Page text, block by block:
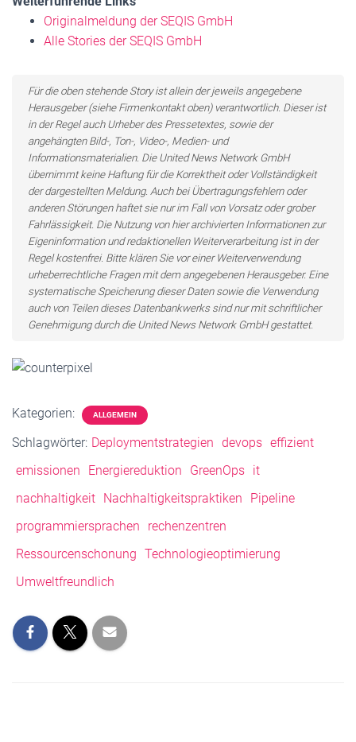
Originalmeldung der SEQIS GmbH
Alle Stories der SEQIS GmbH
Für die oben stehende Story ist allein der jeweils angegebene
Herausgeber (siehe Firmenkontakt oben) verantwortlich. Dieser ist
in der Regel auch Urheber des Pressetextes, sowie der
angehängten Bild-, Ton-, Video-, Medien- und
Informationsmaterialien. Die United News Network GmbH
übernimmt keine Haftung für die Korrektheit oder Vollständigkeit
der dargestellten Meldung. Auch bei Übertragungsfehlern oder
anderen Störungen haftet sie nur im Fall von Vorsatz oder grober
Fahrlässigkeit. Die Nutzung von hier archivierten Informationen zur
Eigeninformation und redaktionellen Weiterverarbeitung ist in der
Regel kostenfrei. Bitte klären Sie vor einer Weiterverwendung
urheberrechtliche Fragen mit dem angegebenen Herausgeber. Eine
systematische Speicherung dieser Daten sowie die Verwendung
auch von Teilen dieses Datenbankwerks sind nur mit schriftlicher
Genehmigung durch die United News Network GmbH gestattet.
Kategorien: ALLGEMEIN
Schlagwörter: Deploymentstrategien devops effizient
emissionen
Energiereduktion GreenOps it
nachhaltigkeit
Nachhaltigkeitspraktiken
Pipeline
programmiersprachen
rechenzentren
Ressourcenschonung Technologieoptimierung
Umweltfreundlich